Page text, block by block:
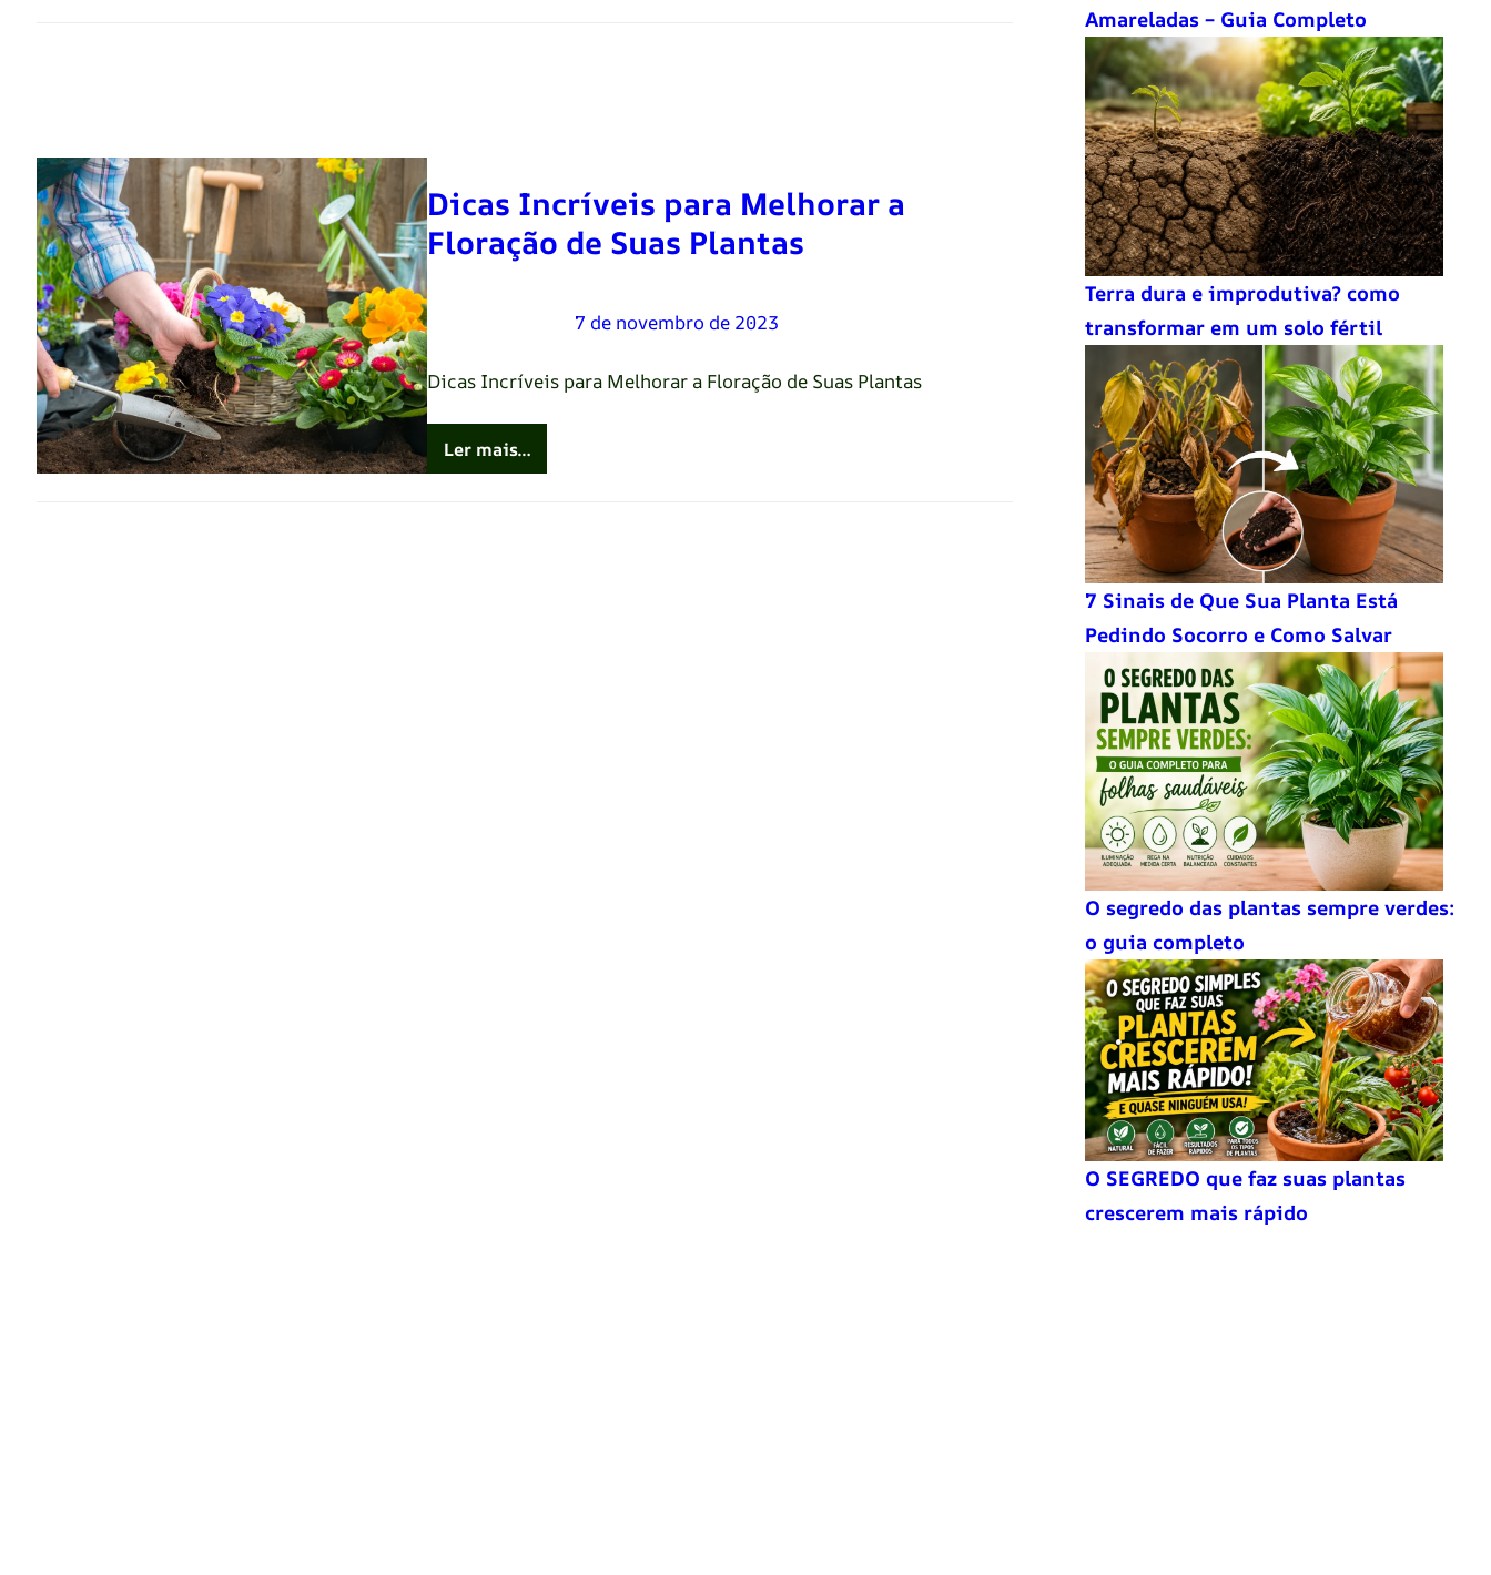
Dicas Incríveis para Melhorar a
Floração de Suas Plantas
Renato Oliveira 7 de novembro de 2023
Dicas Incríveis para Melhorar a Floração de Suas Plantas
Ler mais…
Amareladas – Guia Completo
Terra dura e improdutiva? como
transformar em um solo fértil
7 Sinais de Que Sua Planta Está
Pedindo Socorro e Como Salvar
O segredo das plantas sempre verdes:
o guia completo
O SEGREDO que faz suas plantas
crescerem mais rápido